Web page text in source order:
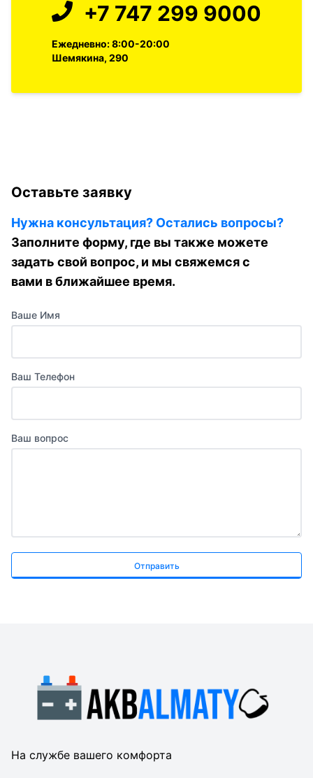
+7 747 299 9000
Ежедневно: 8:00-20:00
Шемякина, 290
Оставьте заявку
Нужна консультация? Остались вопросы?
Заполните форму, где вы также можете
задать свой вопрос, и мы свяжемся с
вами в ближайшее время.
Ваше Имя
Ваш Телефон
Ваш вопрос
Отправить
На службе вашего комфорта